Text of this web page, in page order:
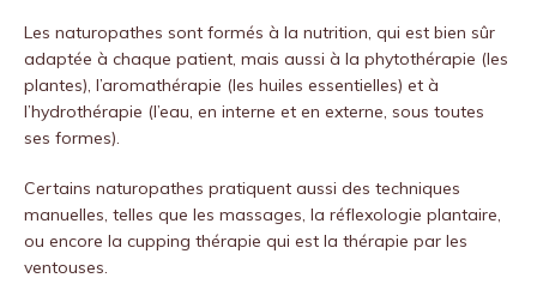
Les naturopathes sont formés à la nutrition, qui est bien sûr
adaptée à chaque patient, mais aussi à la phytothérapie (les
plantes), l’aromathérapie (les huiles essentielles) et à
l’hydrothérapie (l’eau, en interne et en externe, sous toutes
ses formes).
Certains naturopathes pratiquent aussi des techniques
manuelles, telles que les massages, la réflexologie plantaire,
ou encore la cupping thérapie qui est la thérapie par les
ventouses.